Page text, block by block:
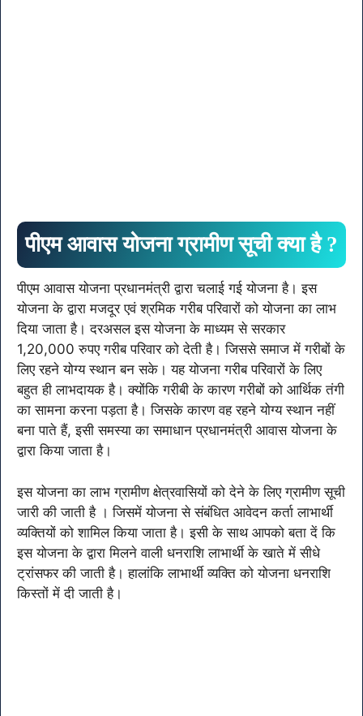
पीएम आवास योजना ग्रामीण सूची क्या है ?
पीएम आवास योजना प्रधानमंत्री द्वारा चलाई गई योजना है। इस
योजना के द्वारा मजदूर एवं श्रमिक गरीब परिवारों को योजना का लाभ
दिया जाता है। दरअसल इस योजना के माध्यम से सरकार
1,20,000 रुपए गरीब परिवार को देती है। जिससे समाज में गरीबों के
लिए रहने योग्य स्थान बन सके। यह योजना गरीब परिवारों के लिए
बहुत ही लाभदायक है। क्योंकि गरीबी के कारण गरीबों को आर्थिक तंगी
का सामना करना पड़ता है। जिसके कारण वह रहने योग्य स्थान नहीं
बना पाते हैं, इसी समस्या का समाधान प्रधानमंत्री आवास योजना के
द्वारा किया जाता है।
इस योजना का लाभ ग्रामीण क्षेत्रवासियों को देने के लिए ग्रामीण सूची
जारी की जाती है । जिसमें योजना से संबंधित आवेदन कर्ता लाभार्थी
व्यक्तियों को शामिल किया जाता है। इसी के साथ आपको बता दें कि
इस योजना के द्वारा मिलने वाली धनराशि लाभार्थी के खाते में सीधे
ट्रांसफर की जाती है। हालांकि लाभार्थी व्यक्ति को योजना धनराशि
किस्तों में दी जाती है।